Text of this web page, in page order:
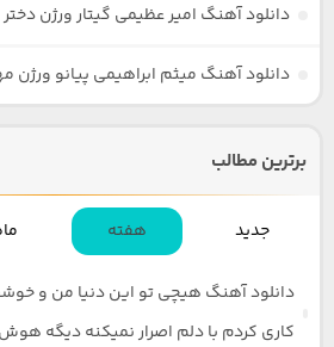
دانلود آهنگ امیر عظیمی گیتار ورژن دختر
دانلود آهنگ میثم ابراهیمی پیانو ورژن
برترین مطالب
جدید هفته
دانلود آهنگ هیچی تو این دنیا من و
کاری کردم با دلم اصرار نمیکنه دیگه